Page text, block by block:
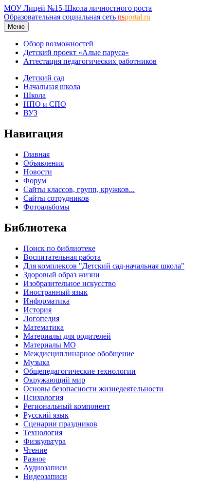
МОУ Лицей №15-Школа личностного роста
Образовательная социальная сеть nsportal.ru
Меню
Обзор возможностей
Детский проект «Алые паруса»
Аттестация педагогических работников
Детский сад
Начальная школа
Школа
НПО и СПО
ВУЗ
Навигация
Главная
Объявления
Новости
Форум
Сайты классов, групп, кружков...
Сайты сотрудников
Фотоальбомы
Библиотека
Поиск по библиотеке
Воспитательная работа
Для комплексов "Детский сад-начальная школа"
Здоровый образ жизни
Изобразительное искусство
Иностранный язык
Информатика
История
Логопедия
Математика
Материалы для родителей
Материалы МО
Междисциплинарное обобщение
Музыка
Общепедагогические технологии
Окружающий мир
Основы безопасности жизнедеятельности
Психология
Региональный компонент
Русский язык
Сценарии праздников
Технология
Физкультура
Чтение
Разное
Аудиозаписи
Видеозаписи